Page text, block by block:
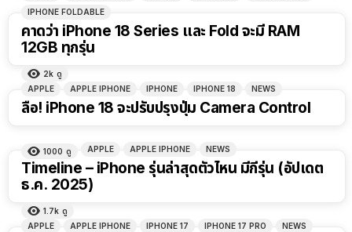
IPHONE FOLDABLE
คาดว่า iPhone 18 Series และ Fold จะมี RAM
12GB ทุกรุ่น
2k ดู
APPLE
APPLE IPHONE IPHONE IPHONE 18 NEWS
ลือ! iPhone 18 จะปรับปรุงปุ่ม Camera Control
1000 ดู APPLE APPLE IPHONE NEWS
Timeline – iPhone รุ่นล่าสุดตัวไหน มีกี่รุ่น (อัปเดต
ธ.ค. 2025)
1.7k ดู
APPLE
APPLE IPHONE IPHONE 17 IPHONE 17 PRO NEWS